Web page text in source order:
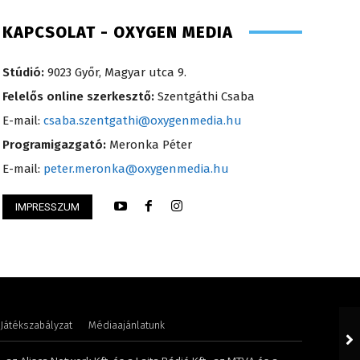
Krisztián – programozó, technikus –
KAPCSOLAT - OXYGEN MEDIA
Stúdió: 9023 Győr, Magyar utca 9.
Felelős online szerkesztő: Szentgáthi Csaba
E-mail: csaba.szentgathi@oxygenmedia.hu
Programigazgató: Meronka Péter
E-mail: peter.meronka@oxygenmedia.hu
IMPRESSZUM
Játékszabályzat Médiaajánlatunk